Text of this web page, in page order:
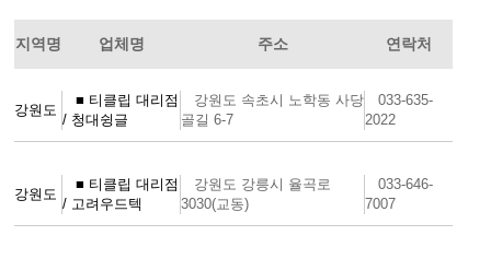
지역명 업체명 주소 연락처
강원도
■ 티클립 대리점
/ 청대슁글
강원도 속초시 노학동 사당
골길 6-7
033-635-
2022
강원도
■ 티클립 대리점
/ 고려우드텍
강원도 강릉시 율곡로
3030(교동)
033-646-
7007